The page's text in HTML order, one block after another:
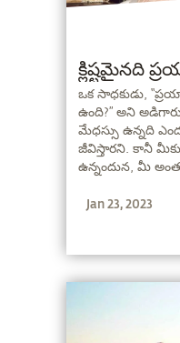
క్లిష్టమైనది
ఒక సాధకుడు,
ఉంది?” అని అడిగారు.
మేధస్సు ఉన్నది ఎందుకంటే, మీరు మరింత తెలివిగా
జీవిస్తారని. కానీ మీకు
ఉన్నందున, మీ
Jan 23, 2023